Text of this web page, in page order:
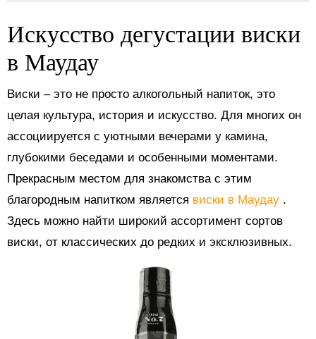
Искусство дегустации виски
в Маудау
Виски – это не просто алкогольный напиток, это
целая культура, история и искусство. Для многих он
ассоциируется с уютными вечерами у камина,
глубокими беседами и особенными моментами.
Прекрасным местом для знакомства с этим
благородным напитком является виски в Маудау .
Здесь можно найти широкий ассортимент сортов
виски, от классических до редких и эксклюзивных.